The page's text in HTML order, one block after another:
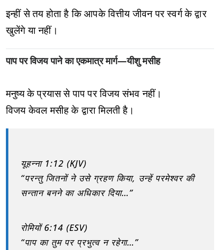
इन्हीं से तय होता है कि आपके वित्तीय जीवन पर स्वर्ग के द्वार
खुलेंगे या नहीं।
पाप पर विजय पाने का एकमात्र मार्ग—यीशु मसीह
मनुष्य के प्रयास से पाप पर विजय संभव नहीं।
विजय केवल मसीह के द्वारा मिलती है।
यूहन्ना 1:12 (KJV)
“परन्तु जितनों ने उसे ग्रहण किया, उन्हें परमेश्वर की
सन्तान बनने का अधिकार दिया…”
रोमियों 6:14 (ESV)
“पाप का तुम पर प्रभुत्व न रहेगा…”